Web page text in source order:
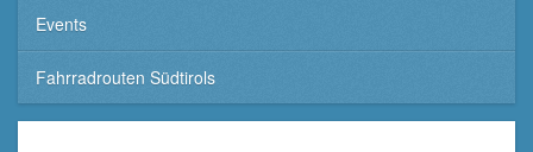
Events
Fahrradrouten Südtirols